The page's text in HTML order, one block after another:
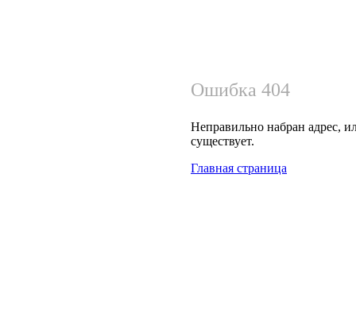
Ошибка 404
Неправильно набран адрес,
существует.
Главная страница